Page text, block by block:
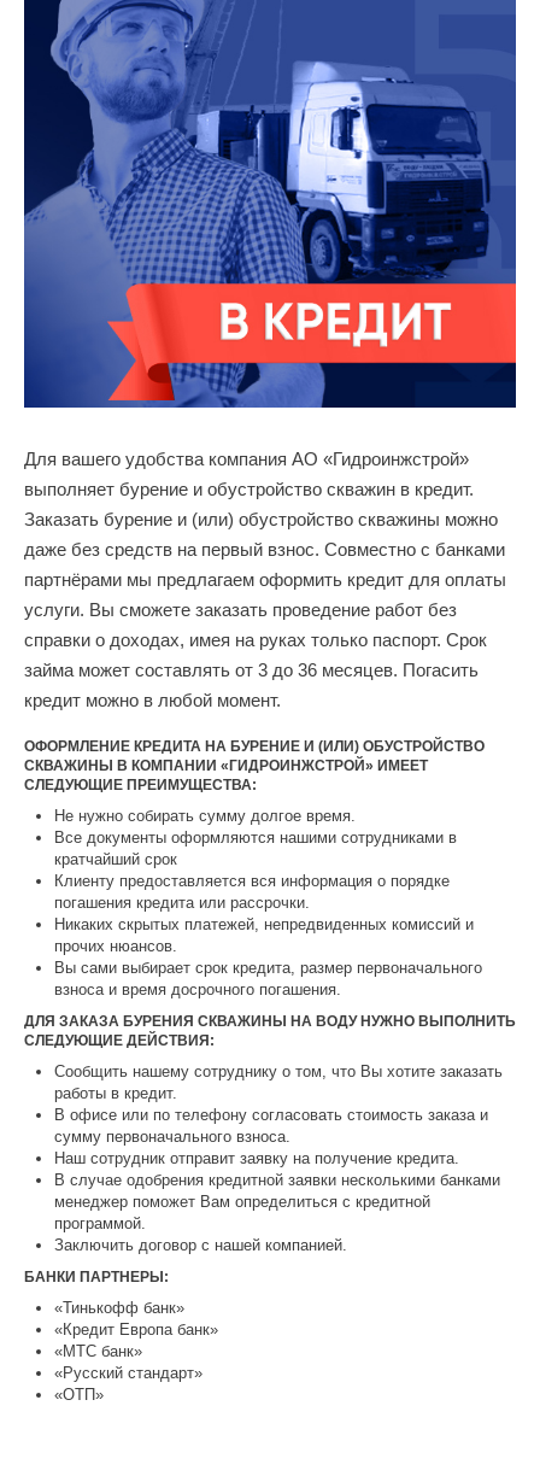
Для вашего удобства компания АО «Гидроинжстрой»
выполняет бурение и обустройство скважин в кредит.
Заказать бурение и (или) обустройство скважины можно
даже без средств на первый взнос. Совместно с банками
партнёрами мы предлагаем оформить кредит для оплаты
услуги. Вы сможете заказать проведение работ без
справки о доходах, имея на руках только паспорт. Срок
займа может составлять от 3 до 36 месяцев. Погасить
кредит можно в любой момент.
ОФОРМЛЕНИЕ КРЕДИТА НА БУРЕНИЕ И (ИЛИ) ОБУСТРОЙСТВО
СКВАЖИНЫ В КОМПАНИИ «ГИДРОИНЖСТРОЙ» ИМЕЕТ
СЛЕДУЮЩИЕ ПРЕИМУЩЕСТВА:
Не нужно собирать сумму долгое время.
Все документы оформляются нашими сотрудниками в
кратчайший срок
Клиенту предоставляется вся информация о порядке
погашения кредита или рассрочки.
Никаких скрытых платежей, непредвиденных комиссий и
прочих нюансов.
Вы сами выбирает срок кредита, размер первоначального
взноса и время досрочного погашения.
ДЛЯ ЗАКАЗА БУРЕНИЯ СКВАЖИНЫ НА ВОДУ НУЖНО ВЫПОЛНИТЬ
СЛЕДУЮЩИЕ ДЕЙСТВИЯ:
Сообщить нашему сотруднику о том, что Вы хотите заказать
работы в кредит.
В офисе или по телефону согласовать стоимость заказа и
сумму первоначального взноса.
Наш сотрудник отправит заявку на получение кредита.
В случае одобрения кредитной заявки несколькими банками
менеджер поможет Вам определиться с кредитной
программой.
Заключить договор с нашей компанией.
БАНКИ ПАРТНЕРЫ:
«Тинькофф банк»
«Кредит Европа банк»
«МТС банк»
«Русский стандарт»
«ОТП»